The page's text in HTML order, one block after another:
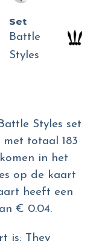
Set
Battle
Styles
Styles set
totaal 183
in het
op de kaart
heeft een
€ 0.04.
is: They